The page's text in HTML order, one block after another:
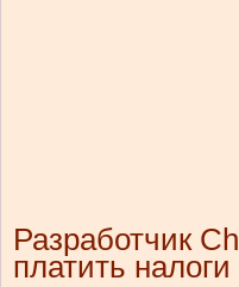
Разработчик
платить